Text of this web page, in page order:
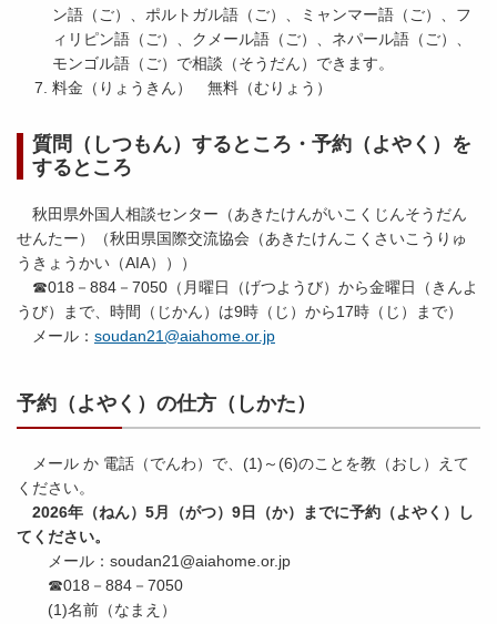
ン語（ご）、ポルトガル語（ご）、ミャンマー語（ご）、フ
ィリピン語（ご）、クメール語（ご）、ネパール語（ご）、
モンゴル語（ご）で相談（そうだん）できます。
料金（りょうきん） 無料（むりょう）
質問（しつもん）するところ・予約（よやく）を
するところ
秋田県外国人相談センター（あきたけんがいこくじんそうだん
せんたー）（秋田県国際交流協会（あきたけんこくさいこうりゅ
うきょうかい（AIA）））
☎018－884－7050（月曜日（げつようび）から金曜日（きんよ
うび）まで、時間（じかん）は9時（じ）から17時（じ）まで）
メール： soudan21@aiahome.or.jp
予約（よやく）の仕方（しかた）
メール か 電話（でんわ）で、(1)～(6)のことを教（おし）えて
ください。
2026年（ねん）5月（がつ）9日（か）までに予約（よやく）し
てください。
メール：soudan21@aiahome.or.jp
☎018－884－7050
(1)名前（なまえ）